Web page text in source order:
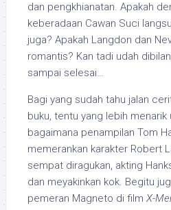
dan pengkhianatan. Apakah
keberadaan Cawan Suci
juga? Apakah Langdon dan
romantis? Kan tadi udah
sampai selesai…
Bagi yang sudah tahu jalan
buku, tentu yang lebih menarik
bagaimana penampilan Tom
memerankan karakter Robert
sempat diragukan, akting
dan meyakinkan kok. Begitu
pemeran Magneto di film X-